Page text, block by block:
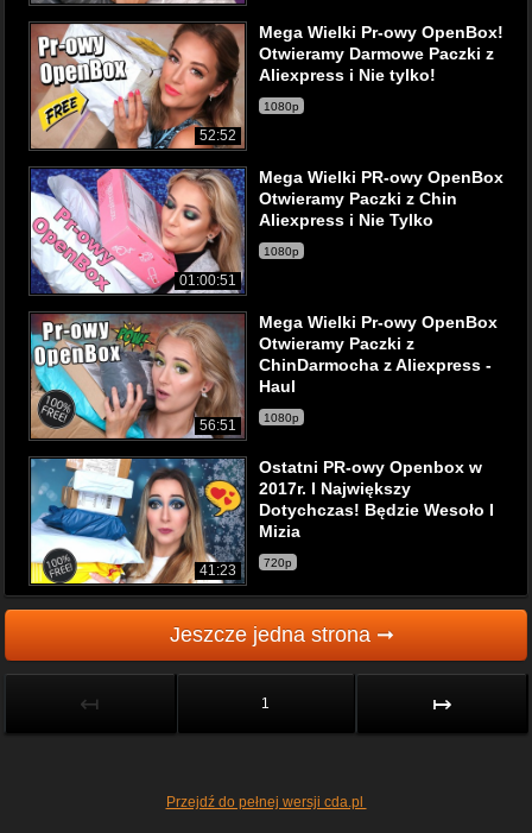
52:52
Mega Wielki Pr-owy OpenBox!
Otwieramy Darmowe Paczki z
Aliexpress i Nie tylko!
1080p
01:00:51
Mega Wielki PR-owy OpenBox
Otwieramy Paczki z Chin
Aliexpress i Nie Tylko
1080p
56:51
Mega Wielki Pr-owy OpenBox
Otwieramy Paczki z
ChinDarmocha z Aliexpress -
Haul
1080p
41:23
Ostatni PR-owy Openbox w
2017r. I Największy
Dotychczas! Będzie Wesoło I
Mizia
720p
Jeszcze jedna strona ➞
↤ 1 ↦
Przejdź do pełnej wersji cda.pl